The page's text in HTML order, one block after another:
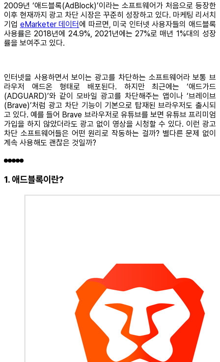
2009년 ‘애드블록(AdBlock)’이라는 소프트웨어가 처음으로 등장한
이후 현재까지 광고 차단 시장은 꾸준히 성장하고 있다. 마케팅 리서치
기업 eMarketer 데이터에 따르면, 미국 인터넷 사용자들의 애드블록
사용률은 2018년에 24.9%, 2021년에는 27%로 매년 1%대의 성장
률을 보여주고 있다.
인터넷을 사용하면서 보이는 광고를 차단하는 소프트웨어라 보통 브
라우저 애드온 형태로 배포된다. 하지만 최근에는 ‘애드가드
(ADGUARD)’와 같이 모바일 광고를 차단해주는 앱이나 ‘브레이브
(Brave)’처럼 광고 차단 기능이 기본으로 탑재된 브라우저도 출시되
고 있다. 예를 들어 Brave 브라우저로 유튜브를 보면 유튜브 프리미엄
가입을 하지 않았더라도 광고 없이 영상을 시청할 수 있다. 이런 광고
차단 소프트웨어들은 어떤 원리로 작동하는 걸까? 별다른 문제 없이
계속 사용해도 괜찮은 것일까?
1. 애드블록이란?